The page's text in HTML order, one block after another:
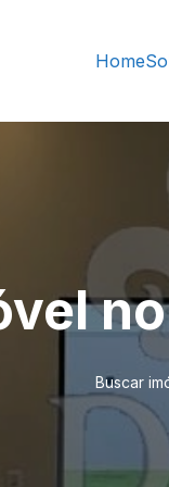
Home
Buscar